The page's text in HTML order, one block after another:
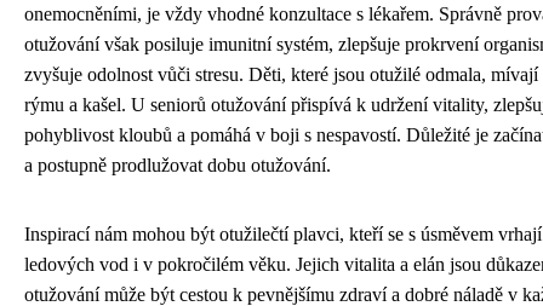
onemocněními, je vždy vhodné konzultace s lékařem. Správně
otužování však posiluje imunitní systém, zlepšuje prokrvení
zvyšuje odolnost vůči stresu. Děti, které jsou otužilé odmala, mívají
rýmu a kašel. U seniorů otužování přispívá k udržení vitality,
pohyblivost kloubů a pomáhá v boji s nespavostí. Důležité je
a postupně prodlužovat dobu otužování.
Inspirací nám mohou být otužilečtí plavci, kteří se s úsměvem
ledových vod i v pokročilém věku. Jejich vitalita a elán jsou
otužování může být cestou k pevnějšímu zdraví a dobré náladě v